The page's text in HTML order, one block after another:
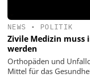
NEWS • POLITIK
Zivile Medizin muss
werden
Orthopäden und
Mittel für das